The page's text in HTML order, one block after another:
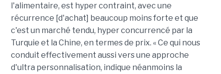
l'alimentaire, est hyper contraint, avec une
récurrence [d'achat] beaucoup moins forte et que
c'est un marché tendu, hyper concurrencé par la
Turquie et la Chine, en termes de prix. « Ce qui nous
conduit effectivement aussi vers une approche
d'ultra personnalisation, indique néanmoins la